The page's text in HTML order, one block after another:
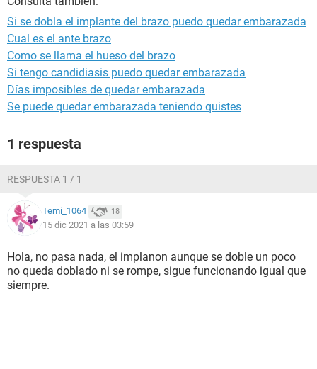
Si se dobla el implante del brazo puedo quedar embarazada
Cual es el ante brazo
Como se llama el hueso del brazo
Si tengo candidiasis puedo quedar embarazada
Días imposibles de quedar embarazada
Se puede quedar embarazada teniendo quistes
1 respuesta
RESPUESTA 1 / 1
Temi_1064 18
15 dic 2021 a las 03:59
Hola, no pasa nada, el implanon aunque se doble un poco
no queda doblado ni se rompe, sigue funcionando igual que
siempre.